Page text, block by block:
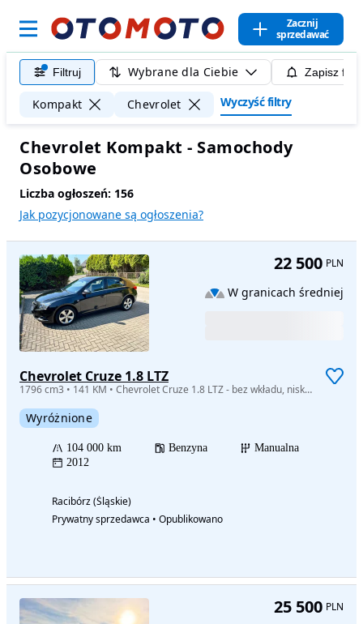
Zacznij
sprzedawać
Filtruj Wybrane dla Ciebie Zapisz
Kompakt Chevrolet Wyczyść filtry
Chevrolet Kompakt - Samochody
Osobowe
Liczba ogłoszeń: 156
Jak pozycjonowane są ogłoszenia?
Chevrolet Cruze 1.8 LTZ
1796 cm3 • 141 KM • Chevrolet Cruze 1.8 LTZ - bez wkładu, niski przebieg
Wyróżnione
104 000 km Benzyna
Manualna
2012
Racibórz (Śląskie)
Prywatny sprzedawca • Opublikowano
22 500 PLN
W granicach średniej
25 500 PLN